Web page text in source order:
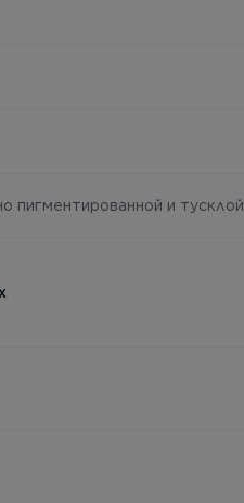
пигментированной и тусклой